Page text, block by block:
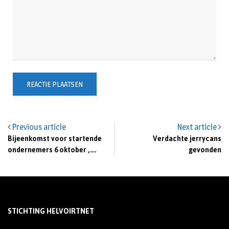
Previous article
Bijeenkomst voor startende
ondernemers 6 oktober ,….
Next article
Verdachte jerrycans
gevonden
STICHTING HELVOIRTNET